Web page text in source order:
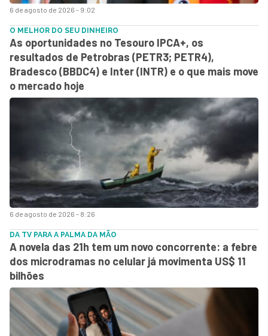
6 de agosto de 2026 - 9:02
6 de agosto de 2026 - 8:26
O MELHOR DO SEU DINHEIRO
As oportunidades no Tesouro IPCA+, os
resultados de Petrobras (PETR3; PETR4),
Bradesco (BBDC4) e Inter (INTR) e o que mais move
o mercado hoje
DA TV PARA A PALMA DA MÃO
A novela das 21h tem um novo concorrente: a febre
dos microdramas no celular já movimenta US$ 11
bilhões